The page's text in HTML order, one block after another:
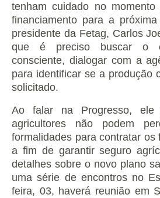
tenham cuidado no
financiamento para a
presidente da Fetag, Carlos
que é preciso buscar o
consciente, dialogar com a
para identificar se a produção
solicitado.
Ao falar na Progresso, ele
agricultores não podem
formalidades para contratar os
a fim de garantir seguro
detalhes sobre o novo plano
uma série de encontros no
feira, 03, haverá reunião em